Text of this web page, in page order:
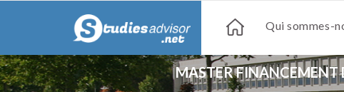
Qui sommes-
MASTER FINANCEMENT